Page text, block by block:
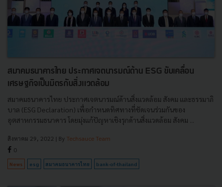
สมาคมธนาคารไทย ประกาศเจตนารมณ์ด้าน ESG ขับเคลื่อน
เศรษฐกิจเป็นมิตรกับสิ่งแวดล้อม
สมาคมธนาคารไทย ประกาศเจตนารมณ์ด้านสิ่งแวดล้อม สังคม และธรรมาภิ
บาล (ESG Declaration) เพื่อกำหนดทิศทางที่ชัดเจนร่วมกันของ
อุตสาหกรรมธนาคาร โดยมุ่งแก้ปัญหาเชิงรุกด้านสิ่งแวดล้อม สังคม ...
สิงหาคม 29, 2022 | By Techsauce Team
0
News esg สมาคมธนาคารไทย bank-of-thailand